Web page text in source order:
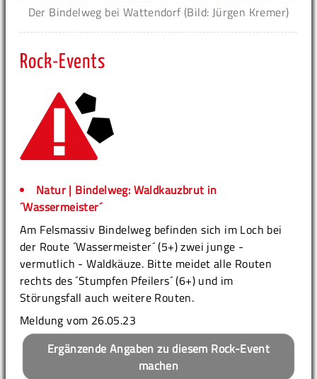
Der Bindelweg bei Wattendorf (Bild: Jürgen Kremer)
Rock-Events
Natur | Bindelweg: Waldkauzbrut in
´Wassermeister´
Am Felsmassiv Bindelweg befinden sich im Loch bei
der Route ´Wassermeister´ (5+) zwei junge -
vermutlich - Waldkäuze. Bitte meidet alle Routen
rechts des ´Stumpfen Pfeilers´ (6+) und im
Störungsfall auch weitere Routen.
Meldung vom 26.05.23
Ergänzende Angaben zu diesem Rock-Event
machen